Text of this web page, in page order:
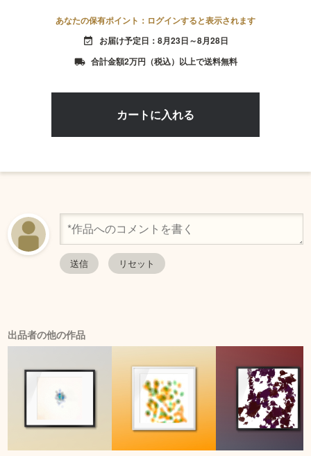
あなたの保有ポイント：ログインすると表示されます
event_available お届け予定日：8月23日～8月28日
local_shipping 合計金額2万円（税込）以上で送料無料
出品者の他の作品